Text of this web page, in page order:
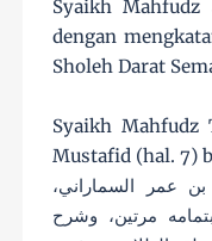
Syaikh Mahfudz
dengan
Sholeh Darat
Syaikh Mahfudz
Mustafid (hal. 7)
عمر السماراني،
مرتين، وشرح